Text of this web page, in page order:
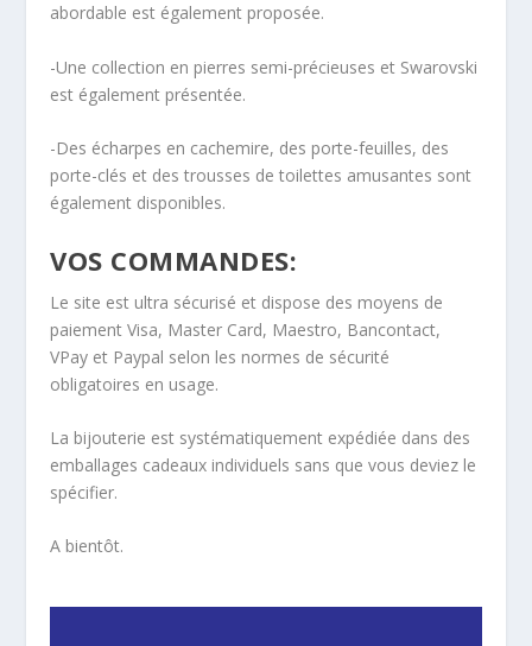
abordable est également proposée.
-Une collection en pierres semi-précieuses et Swarovski
est également présentée.
-Des écharpes en cachemire, des porte-feuilles, des
porte-clés et des trousses de toilettes amusantes sont
également disponibles.
VOS COMMANDES:
Le site est ultra sécurisé et dispose des moyens de
paiement Visa, Master Card, Maestro, Bancontact,
VPay et Paypal selon les normes de sécurité
obligatoires en usage.
La bijouterie est systématiquement expédiée dans des
emballages cadeaux individuels sans que vous deviez le
spécifier.
A bientôt.